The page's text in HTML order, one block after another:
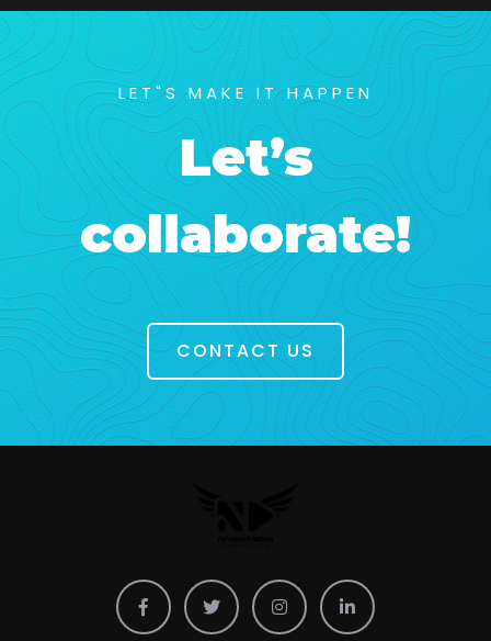
LET"S MAKE IT HAPPEN
Let’s
collaborate!
CONTACT US